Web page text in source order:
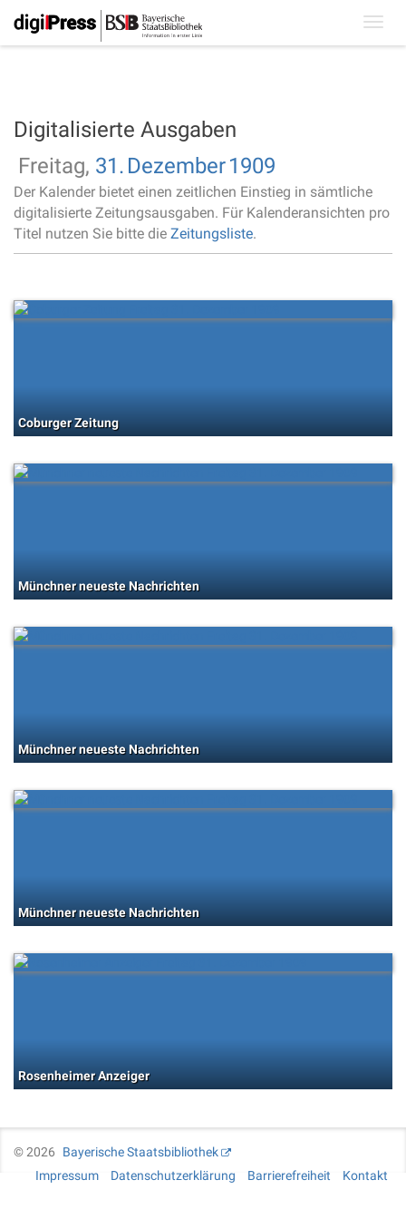
Digitalisierte Ausgaben
Freitag, 31. Dezember1909
Der Kalender bietet einen zeitlichen Einstieg in sämtliche
digitalisierte Zeitungsausgaben. Für Kalenderansichten pro
Titel nutzen Sie bitte die Zeitungsliste.
Coburger Zeitung
Münchner neueste Nachrichten
Münchner neueste Nachrichten
Münchner neueste Nachrichten
Rosenheimer Anzeiger
©2026
Bayerische Staatsbibliothek
Impressum
Datenschutzerklärung Barrierefreiheit Kontakt